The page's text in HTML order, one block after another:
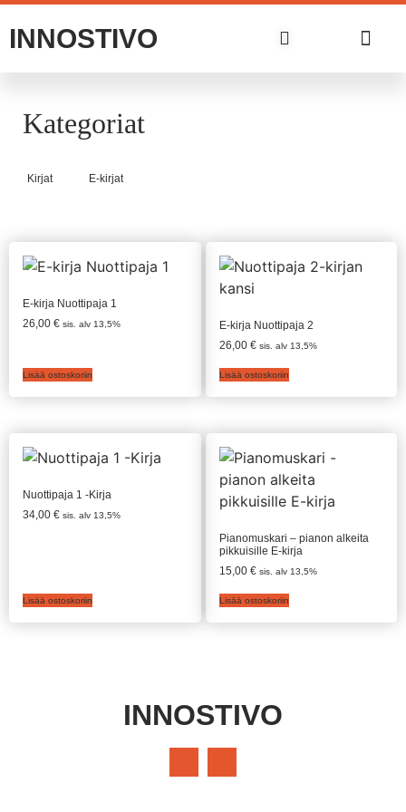
INNOSTIVO
Kategoriat
Kirjat E-kirjat
E-kirja Nuottipaja 1
26,00 € sis. alv 13,5%
Lisää ostoskoriin
E-kirja Nuottipaja 2
26,00 € sis. alv 13,5%
Lisää ostoskoriin
Nuottipaja 1 -Kirja
34,00 € sis. alv 13,5%
Lisää ostoskoriin
Pianomuskari – pianon alkeita
pikkuisille E-kirja
15,00 € sis. alv 13,5%
Lisää ostoskoriin
INNOSTIVO